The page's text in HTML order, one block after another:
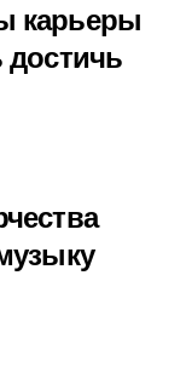
карьеры
достичь